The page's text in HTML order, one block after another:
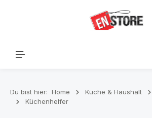
Du bist hier: Home Küche & Haushalt
Küchenhelfer